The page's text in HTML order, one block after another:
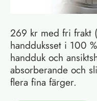
269 kr med fri frakt
handduksset i 100
handduk och
absorberande och
flera fina färger.